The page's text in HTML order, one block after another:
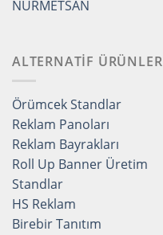
NURMETSAN
ALTERNATİF ÜRÜNLER
Örümcek Standlar
Reklam Panoları
Reklam Bayrakları
Roll Up Banner Üretim
Standlar
HS Reklam
Birebir Tanıtım